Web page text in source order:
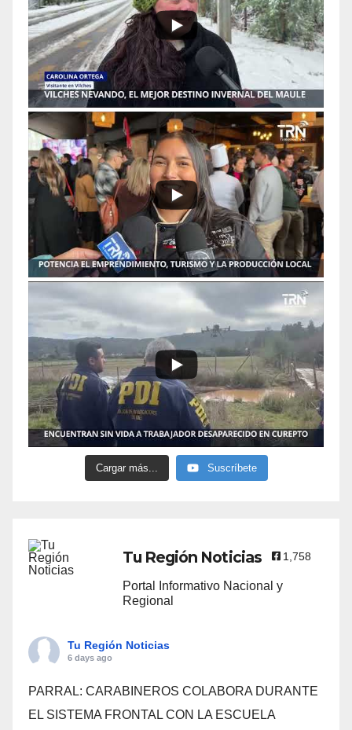
Cargar más... Suscríbete
Tu Región Noticias 1,758
Portal Informativo Nacional y
Regional
Tu Región Noticias
6 days ago
PARRAL: CARABINEROS COLABORA DURANTE
EL SISTEMA FRONTAL CON LA ESCUELA